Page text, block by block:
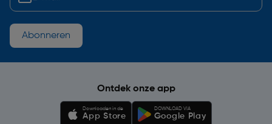
Abonneren
Ontdek onze app
Downloaden in de
App Store
DOWNLOAD VIA
Google Play